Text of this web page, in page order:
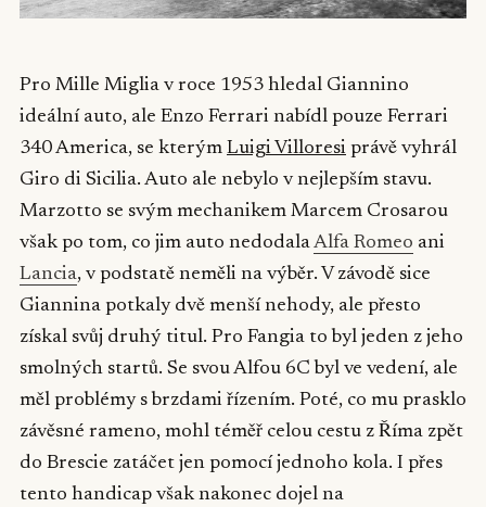
Pro Mille Miglia v roce 1953 hledal Giannino
ideální auto, ale Enzo Ferrari nabídl pouze Ferrari
340 America, se kterým Luigi Villoresi právě vyhrál
Giro di Sicilia. Auto ale nebylo v nejlepším stavu.
Marzotto se svým mechanikem Marcem Crosarou
však po tom, co jim auto nedodalaAlfa Romeo ani
Lancia, v podstatě neměli na výběr. V závodě sice
Giannina potkaly dvě menší nehody, ale přesto
získal svůj druhý titul. Pro Fangia to byl jeden z jeho
smolných startů. Se svou Alfou 6C byl ve vedení, ale
měl problémy s brzdami řízením. Poté, co mu prasklo
závěsné rameno, mohl téměř celou cestu z Říma zpět
do Brescie zatáčet jen pomocí jednoho kola. I přes
tento handicap však nakonec dojel na